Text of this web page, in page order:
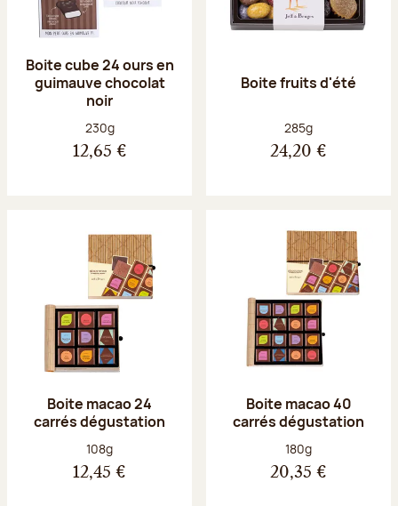
Boite cube 24 ours en
guimauve chocolat
noir
Poids net :
230g
12,65 €
Boite fruits d'été
Poids net :
285g
24,20 €
Boite macao 24
carrés dégustation
Poids net :
108g
12,45 €
Boite macao 40
carrés dégustation
Poids net :
180g
20,35 €